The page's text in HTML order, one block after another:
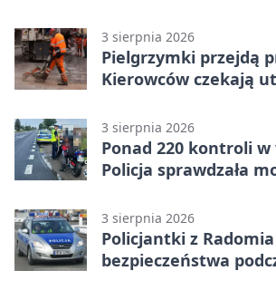
3 sierpnia 2026
Pielgrzymki przejdą
Kierowców czekają
3 sierpnia 2026
Ponad 220 kontroli
Policja sprawdzała
3 sierpnia 2026
Policjantki z
bezpieczeństwa